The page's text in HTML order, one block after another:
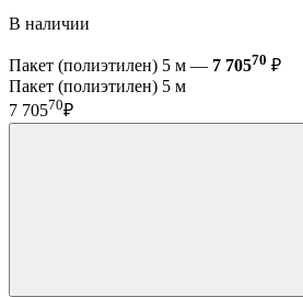
В наличии
Пакет (полиэтилен) 5 м — 7 70570 ₽
Пакет (полиэтилен) 5 м
7 70570₽